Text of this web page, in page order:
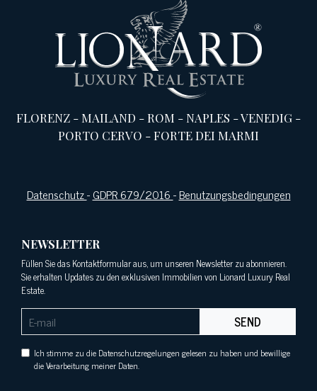
FLORENZ -MAILAND -ROM -NAPLES -VENEDIG -
PORTO CERVO -FORTE DEI MARMI
Datenschutz-GDPR 679/2016-Benutzungsbedingungen
NEWSLETTER
Füllen Sie das Kontaktformular aus, um unseren Newsletter zu abonnieren.
Sie erhalten Updates zu den exklusiven Immobilien von Lionard Luxury Real
Estate.
SEND
Ich stimme zu die Datenschutzregelungen gelesen zu haben und bewillige
die Verarbeitung meiner Daten.